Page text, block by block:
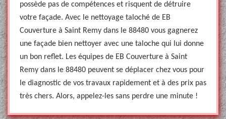
possède pas de compétences et risquent de détruire
votre façade. Avec le nettoyage taloché de EB
Couverture à Saint Remy dans le 88480 vous gagnerez
une façade bien nettoyer avec une taloche qui lui donne
un bon reflet. Les équipes de EB Couverture à Saint
Remy dans le 88480 peuvent se déplacer chez vous pour
le diagnostic de vos travaux rapidement et à des prix pas
très chers. Alors, appelez-les sans perdre une minute !